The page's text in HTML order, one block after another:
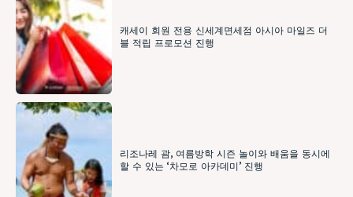
캐세이 회원 전용 신세계면세점 아시아 마일즈 더
블 적립 프로모션 진행
리조나레 괌, 여름방학 시즌 놀이와 배움을 동시에
할 수 있는 ‘차모로 아카데미’ 진행